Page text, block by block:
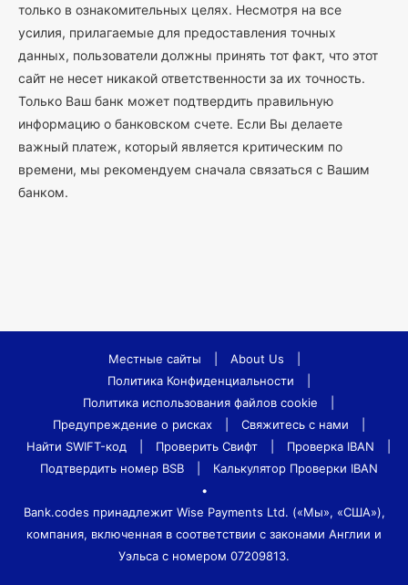
только в ознакомительных целях. Несмотря на все
усилия, прилагаемые для предоставления точных
данных, пользователи должны принять тот факт, что этот
сайт не несет никакой ответственности за их точность.
Только Ваш банк может подтвердить правильную
информацию о банковском счете. Если Вы делаете
важный платеж, который является критическим по
времени, мы рекомендуем сначала связаться с Вашим
банком.
Местные сайты About Us
Политика Конфиденциальности
Политика использования файлов cookie
Предупреждение о рисках
Свяжитесь с нами
Найти SWIFT-код
Проверить Свифт Проверка IBAN
Подтвердить номер BSB
Калькулятор Проверки IBAN
•
Bank.codes принадлежит Wise Payments Ltd. («Мы», «США»),
компания, включенная в соответствии с законами Англии и
Уэльса с номером 07209813.